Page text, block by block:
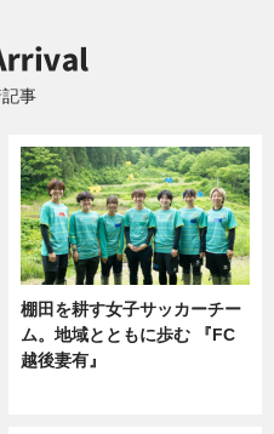
事
棚田を耕す女子サッカーチー
ム。地域とともに歩む 『FC
越後妻有』